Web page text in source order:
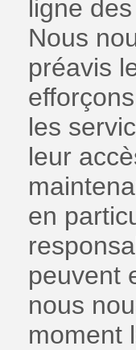
ligne
Nous
préavis
les
leur
en
peuvent
nous
moment